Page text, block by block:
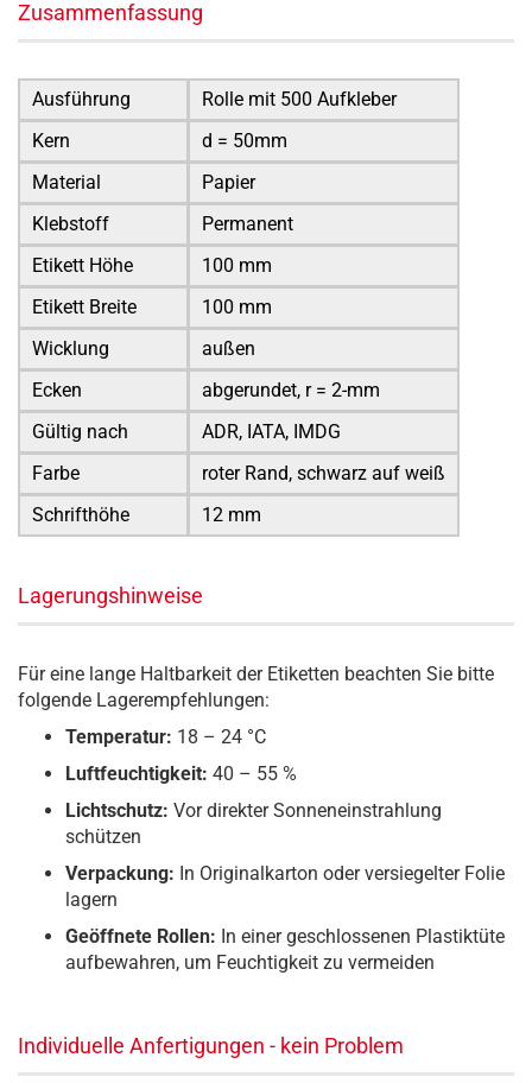
Zusammenfassung
Ausführung
Rolle mit 500 Aufkleber
Kern
d = 50mm
Material
Papier
Klebstoff
Permanent
Etikett Höhe
100 mm
Etikett Breite
100 mm
Wicklung
außen
Ecken
abgerundet, r = 2-mm
Gültig nach
ADR, IATA, IMDG
Farbe
roter Rand, schwarz auf weiß
Schrifthöhe
12 mm
Lagerungshinweise
Für eine lange Haltbarkeit der Etiketten beachten Sie bitte
folgende Lagerempfehlungen:
Temperatur: 18 – 24 °C
Luftfeuchtigkeit: 40 – 55 %
Lichtschutz: Vor direkter Sonneneinstrahlung
schützen
Verpackung: In Originalkarton oder versiegelter Folie
lagern
Geöffnete Rollen: In einer geschlossenen Plastiktüte
aufbewahren, um Feuchtigkeit zu vermeiden
Individuelle Anfertigungen - kein Problem